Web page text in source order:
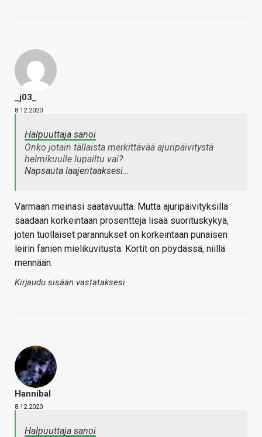
_j03_
8.12.2020
Halpuuttaja sanoi
Onko jotain tällaista merkittävää ajuripäivitystä
helmikuulle lupailtu vai?
Napsauta laajentaaksesi…
Varmaan meinasi saatavuutta. Mutta ajuripäivityksillä
saadaan korkeintaan prosentteja lisää suorituskykyä,
joten tuollaiset parannukset on korkeintaan punaisen
leirin fanien mielikuvitusta. Kortit on pöydässä, niillä
mennään.
Kirjaudu sisään vastataksesi
Hannibal
8.12.2020
Halpuuttaja sanoi